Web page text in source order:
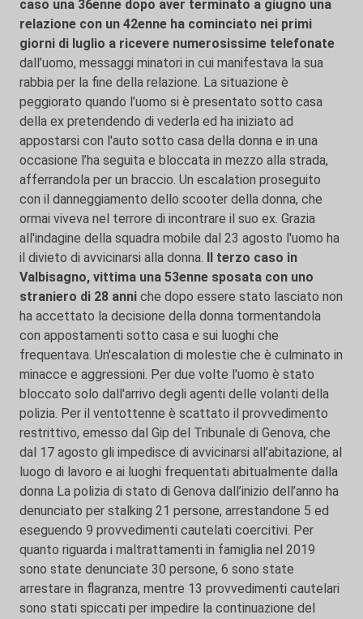
caso una 36enne dopo aver terminato a giugno una
relazione con un 42enne ha cominciato nei primi
giorni di luglio a ricevere numerosissime telefonate
dall’uomo, messaggi minatori in cui manifestava la sua
rabbia per la fine della relazione. La situazione è
peggiorato quando l’uomo si è presentato sotto casa
della ex pretendendo di vederla ed ha iniziato ad
appostarsi con l'auto sotto casa della donna e in una
occasione l’ha seguita e bloccata in mezzo alla strada,
afferrandola per un braccio. Un escalation proseguito
con il danneggiamento dello scooter della donna, che
ormai viveva nel terrore di incontrare il suo ex. Grazia
all'indagine della squadra mobile dal 23 agosto l'uomo ha
il divieto di avvicinarsi alla donna. Il terzo caso in
Valbisagno, vittima una 53enne sposata con uno
straniero di 28 anni che dopo essere stato lasciato non
ha accettato la decisione della donna tormentandola
con appostamenti sotto casa e sui luoghi che
frequentava. Un'escalation di molestie che è culminato in
minacce e aggressioni. Per due volte l'uomo è stato
bloccato solo dall'arrivo degli agenti delle volanti della
polizia. Per il ventottenne è scattato il provvedimento
restrittivo, emesso dal Gip del Tribunale di Genova, che
dal 17 agosto gli impedisce di avvicinarsi all’abitazione, al
luogo di lavoro e ai luoghi frequentati abitualmente dalla
donna La polizia di stato di Genova dall’inizio dell’anno ha
denunciato per stalking 21 persone, arrestandone 5 ed
eseguendo 9 provvedimenti cautelati coercitivi. Per
quanto riguarda i maltrattamenti in famiglia nel 2019
sono state denunciate 30 persone, 6 sono state
arrestare in flagranza, mentre 13 provvedimenti cautelari
sono stati spiccati per impedire la continuazione del